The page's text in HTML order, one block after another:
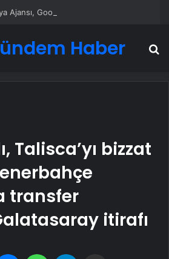
Haber
Talisca’yı bizzat
transfer
itirafı
MessengerWhatsApp